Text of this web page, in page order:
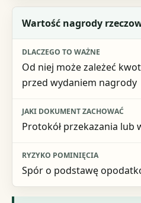
Wartość nagrody
Od niej może zależeć
przed wydaniem nagrody
Protokół przekazania lub
Spór o podstawę